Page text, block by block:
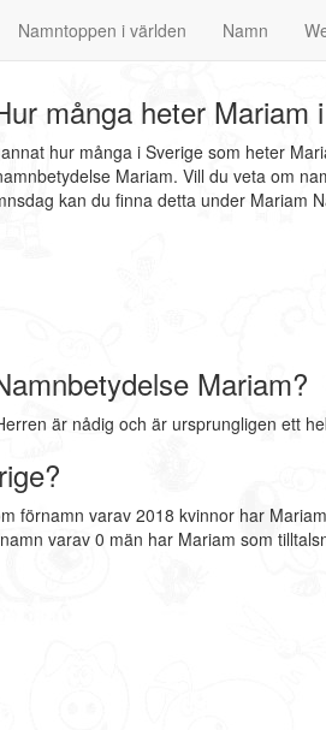
Namntoppen i världen Namn
många heter Mariam
hur många i Sverige som heter
Mariam. Vill du veta om
kan du finna detta under Mariam
Mariam?
är nådig och är ursprungligen ett
förnamn varav 2018 kvinnor har
varav 0 män har Mariam som